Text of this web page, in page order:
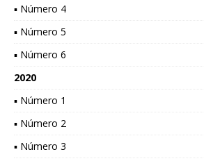
▪ Número 4
▪ Número 5
▪ Número 6
2020
▪ Número 1
▪ Número 2
▪ Número 3